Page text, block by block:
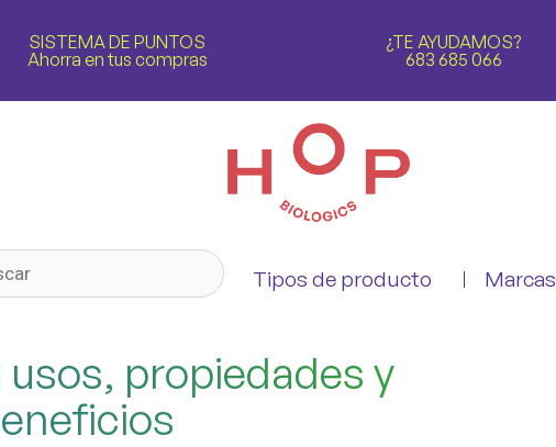
SISTEMA DE PUNTOS
Ahorra en tus compras
¿TE AYUDAMOS?
683 685 066
Tipos de producto Marcas
propiedades y